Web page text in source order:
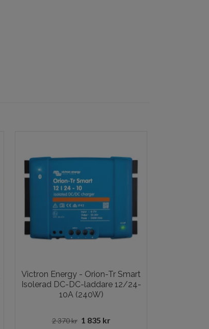
Victron Energy - Orion-Tr Smart
Isolerad DC-DC-laddare 12/24-
10A (240W)
2 370 kr 1 835 kr